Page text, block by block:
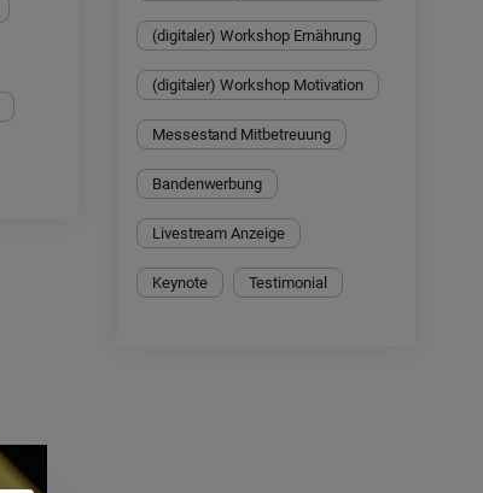
(digitaler) Workshop Ernährung
(digitaler) Workshop Motivation
Messestand Mitbetreuung
Bandenwerbung
Livestream Anzeige
Keynote Testimonial